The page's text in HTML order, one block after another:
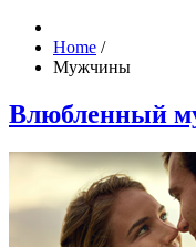
Home /
Мужчины
Влюбленный